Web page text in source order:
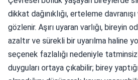
dikkat dağınıklığı, erteleme
gözlenir. Aşırı uyaran varlığı, bireyin
azaltır ve sürekli bir uyarılma haline
seçenek fazlalığı nedeniyle
duyguları ortaya çıkabilir; birey